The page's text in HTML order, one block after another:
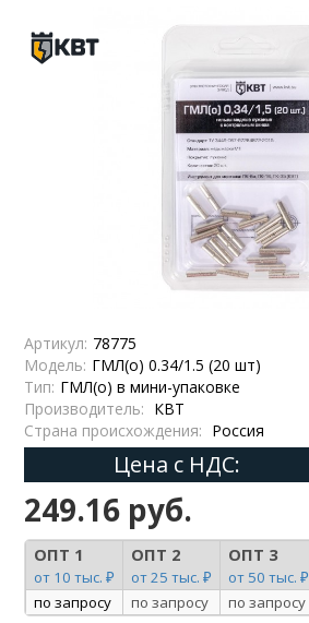
Артикул: 78775
Модель: ГМЛ(о) 0.34/1.5 (20 шт)
Тип: ГМЛ(о) в мини-упаковке
Производитель: КВТ
Страна происхождения: Россия
Цена с НДС:
249.16 руб.
ОПТ 1
от 10 тыс. ₽
ОПТ 2
от 25 тыс. ₽
ОПТ 3
от 50 тыс. ₽
по запросу
по запросу по запросу